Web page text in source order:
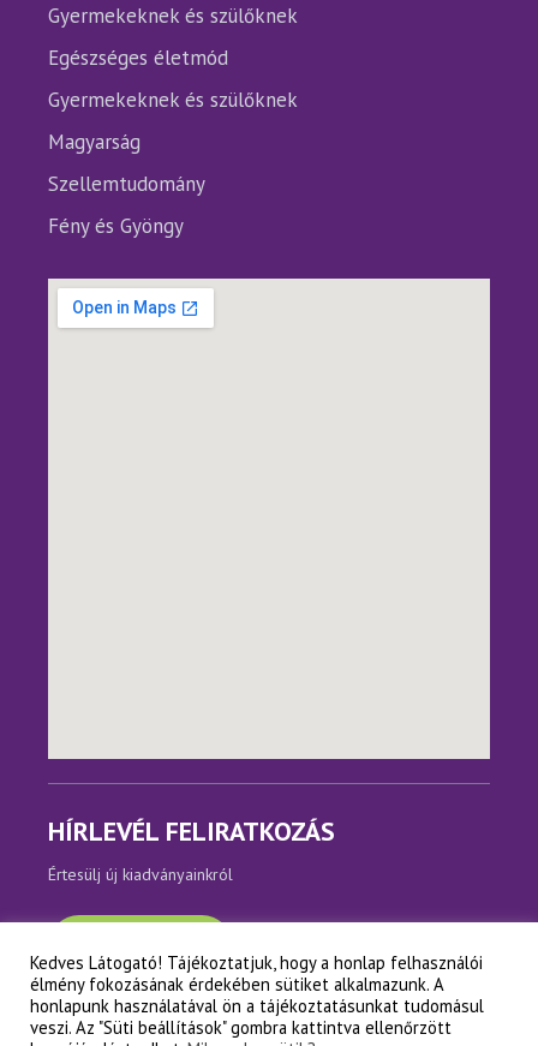
Gyermekeknek és szülőknek
Egészséges életmód
Gyermekeknek és szülőknek
Magyarság
Szellemtudomány
Fény és Gyöngy
HÍRLEVÉL FELIRATKOZÁS
Értesülj új kiadványainkról
Kedves Látogató! Tájékoztatjuk, hogy a honlap felhasználói
élmény fokozásának érdekében sütiket alkalmazunk. A
honlapunk használatával ön a tájékoztatásunkat tudomásul
veszi. Az "Süti beállítások" gombra kattintva ellenőrzött